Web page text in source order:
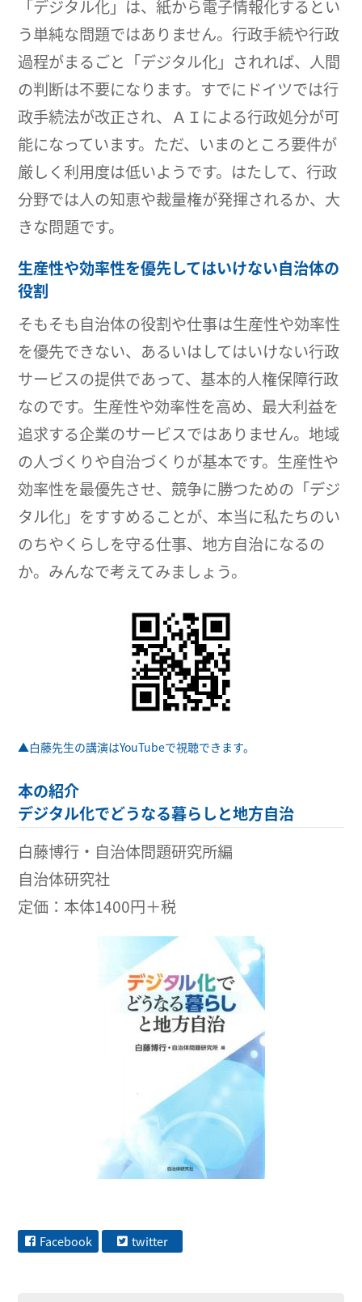
「デジタル化」は、紙から電子情報化するとい
う単純な問題ではありません。行政手続や行政
過程がまるごと「デジタル化」されれば、人間
の判断は不要になります。すでにドイツでは行
政手続法が改正され、ＡＩによる行政処分が可
能になっています。ただ、いまのところ要件が
厳しく利用度は低いようです。はたして、行政
分野では人の知恵や裁量権が発揮されるか、大
きな問題です。
生産性や効率性を優先してはいけない自治体の
役割
そもそも自治体の役割や仕事は生産性や効率性
を優先できない、あるいはしてはいけない行政
サービスの提供であって、基本的人権保障行政
なのです。生産性や効率性を高め、最大利益を
追求する企業のサービスではありません。地域
の人づくりや自治づくりが基本です。生産性や
効率性を最優先させ、競争に勝つための「デジ
タル化」をすすめることが、本当に私たちのい
のちやくらしを守る仕事、地方自治になるの
か。みんなで考えてみましょう。
▲白藤先生の講演はYouTubeで視聴できます。
本の紹介
デジタル化でどうなる暮らしと地方自治
白藤博行・自治体問題研究所編
自治体研究社
定価：本体1400円＋税
Facebook twitter